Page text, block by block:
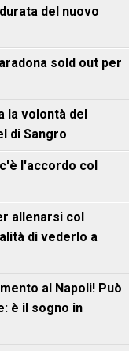
del nuovo
sold out per
la volontà del
di Sangro
l'accordo col
allenarsi col
di vederlo a
al Napoli! Può
è il sogno in